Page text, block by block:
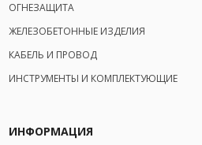
ОГНЕЗАЩИТА
ЖЕЛЕЗОБЕТОННЫЕ ИЗДЕЛИЯ
КАБЕЛЬ И ПРОВОД
ИНСТРУМЕНТЫ И КОМПЛЕКТУЮЩИЕ
ИНФОРМАЦИЯ